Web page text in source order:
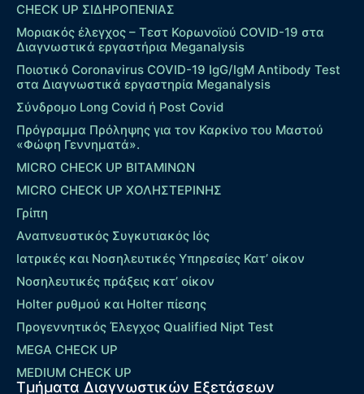
CHECK UP ΣΙΔΗΡΟΠΕΝΙΑΣ
Μοριακός έλεγχος – Τεστ Κορωνοϊού COVID-19 στα
Διαγνωστικά εργαστήρια Meganalysis
Ποιοτικό Coronavirus COVID-19 IgG/IgM Antibody Test
στα Διαγνωστικά εργαστηρία Meganalysis
Σύνδρομο Long Covid ή Post Covid
Πρόγραμμα Πρόληψης για τον Καρκίνο του Μαστού
«Φώφη Γεννηματά».
MICRO CHECK UP ΒΙΤΑΜΙΝΩΝ
MICRO CHECK UP ΧΟΛΗΣΤΕΡΙΝΗΣ
Γρίπη
Αναπνευστικός Συγκυτιακός Ιός
Ιατρικές και Νοσηλευτικές Υπηρεσίες Κατ’ οίκον
Νοσηλευτικές πράξεις κατ’ οίκον
Holter ρυθμού και Holter πίεσης
Προγεννητικός Έλεγχος Qualified Nipt Test
MEGA CHECK UP
MEDIUM CHECK UP
Τμήματα Διαγνωστικών Εξετάσεων